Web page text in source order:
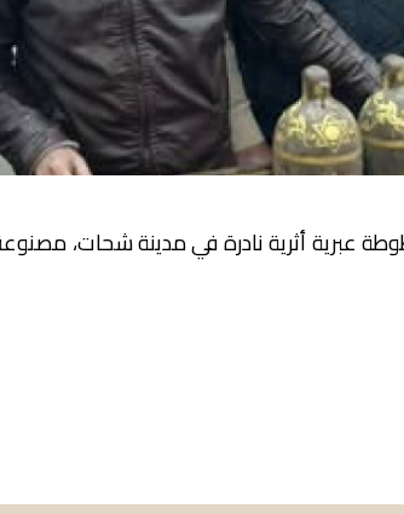
عبرية أثرية نادرة في مدينة شحات،